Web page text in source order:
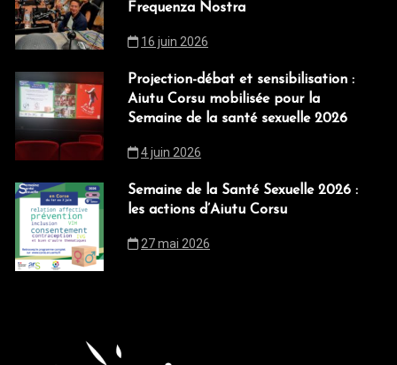
Frequenza Nostra
16 juin 2026
Projection-débat et sensibilisation :
Aiutu Corsu mobilisée pour la
Semaine de la santé sexuelle 2026
4 juin 2026
Semaine de la Santé Sexuelle 2026 :
les actions d’Aiutu Corsu
27 mai 2026